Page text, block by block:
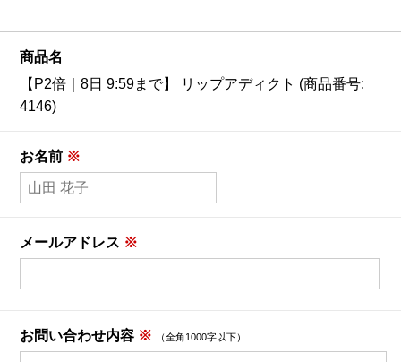
【会員様限定】プウアボーテ
【会員様限定】ドクターセレクト
その他ブランド一覧
商品カテゴリ別で探す
新商品
商品名
【P2倍｜8日 9:59まで】 リップアディクト (商品番号:
4146)
お名前 ※
メールアドレス ※
お問い合わせ内容 ※ （全角1000字以下）